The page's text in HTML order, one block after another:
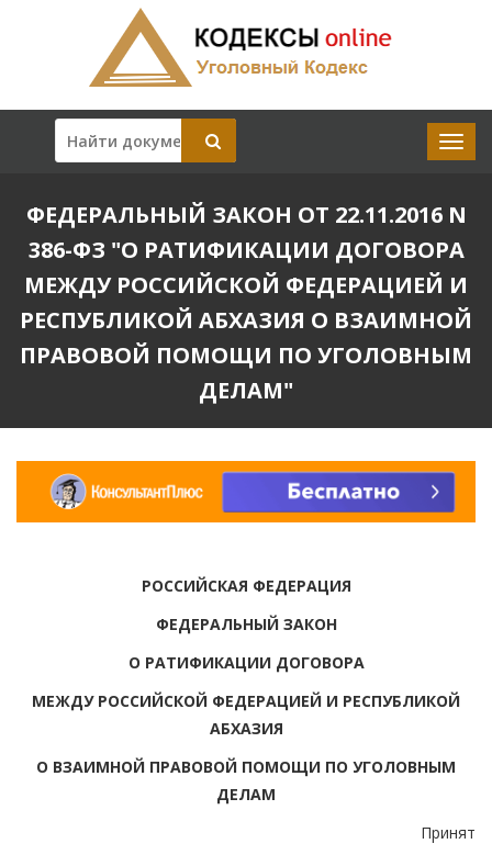
ФЕДЕРАЛЬНЫЙ ЗАКОН ОТ 22.11.2016 N
386-ФЗ "О РАТИФИКАЦИИ ДОГОВОРА
МЕЖДУ РОССИЙСКОЙ ФЕДЕРАЦИЕЙ И
РЕСПУБЛИКОЙ АБХАЗИЯ О ВЗАИМНОЙ
ПРАВОВОЙ ПОМОЩИ ПО УГОЛОВНЫМ
ДЕЛАМ"
РОССИЙСКАЯ ФЕДЕРАЦИЯ
ФЕДЕРАЛЬНЫЙ ЗАКОН
О РАТИФИКАЦИИ ДОГОВОРА
МЕЖДУ РОССИЙСКОЙ ФЕДЕРАЦИЕЙ И РЕСПУБЛИКОЙ
АБХАЗИЯ
О ВЗАИМНОЙ ПРАВОВОЙ ПОМОЩИ ПО УГОЛОВНЫМ
ДЕЛАМ
Принят